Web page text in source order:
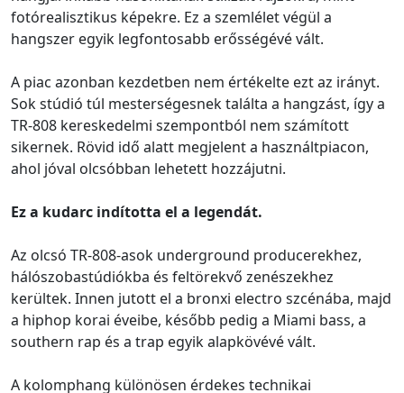
fotórealisztikus képekre. Ez a szemlélet végül a
hangszer egyik legfontosabb erősségévé vált.
A piac azonban kezdetben nem értékelte ezt az irányt.
Sok stúdió túl mesterségesnek találta a hangzást, így a
TR-808 kereskedelmi szempontból nem számított
sikernek. Rövid idő alatt megjelent a használtpiacon,
ahol jóval olcsóbban lehetett hozzájutni.
Ez a kudarc indította el a legendát.
Az olcsó TR-808-asok underground producerekhez,
hálószobastúdiókba és feltörekvő zenészekhez
kerültek. Innen jutott el a bronxi electro szcénába, majd
a hiphop korai éveibe, később pedig a Miami bass, a
southern rap és a trap egyik alapkövévé vált.
A kolomphang különösen érdekes technikai